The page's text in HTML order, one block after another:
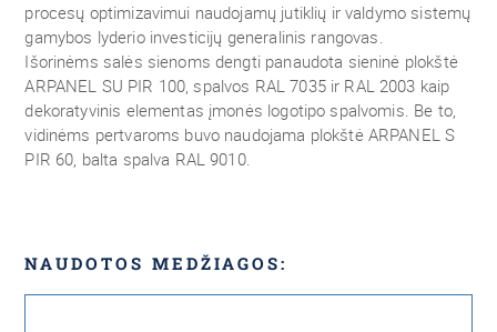
procesų optimizavimui naudojamų jutiklių ir valdymo sistemų
gamybos lyderio investicijų generalinis rangovas.
Išorinėms salės sienoms dengti panaudota sieninė plokštė
ARPANEL SU PIR 100, spalvos RAL 7035 ir RAL 2003 kaip
dekoratyvinis elementas įmonės logotipo spalvomis. Be to,
vidinėms pertvaroms buvo naudojama plokštė ARPANEL S
PIR 60, balta spalva RAL 9010.
NAUDOTOS MEDŽIAGOS: